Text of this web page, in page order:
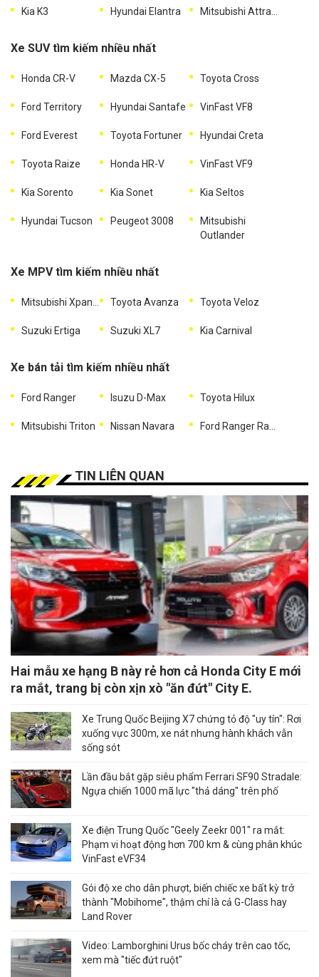
Kia K3 Hyundai Elantra Mitsubishi Attrage
Xe SUV tìm kiếm nhiều nhất
Honda CR-V Mazda CX-5 Toyota Cross
Ford Territory Hyundai Santafe VinFast VF8
Ford Everest Toyota Fortuner Hyundai Creta
Toyota Raize Honda HR-V VinFast VF9
Kia Sorento Kia Sonet Kia Seltos
Hyundai Tucson Peugeot 3008
Mitsubishi
Outlander
Xe MPV tìm kiếm nhiều nhất
Mitsubishi Xpander Toyota Avanza Toyota Veloz
Suzuki Ertiga Suzuki XL7 Kia Carnival
Xe bán tải tìm kiếm nhiều nhất
Ford Ranger Isuzu D-Max Toyota Hilux
Mitsubishi Triton Nissan Navara Ford Ranger Raptor
TIN LIÊN QUAN
Hai mẫu xe hạng B này rẻ hơn cả Honda City E mới
ra mắt, trang bị còn xịn xò "ăn đứt" City E.
Xe Trung Quốc Beijing X7 chứng tỏ độ "uy tín": Rơi
xuống vực 300m, xe nát nhưng hành khách vẫn
sống sót
Lần đầu bắt gặp siêu phẩm Ferrari SF90 Stradale:
Ngựa chiến 1000 mã lực "thả dáng" trên phố
Xe điện Trung Quốc "Geely Zeekr 001" ra mắt:
Phạm vi hoạt động hơn 700 km & cùng phân khúc
VinFast eVF34
Gói độ xe cho dân phượt, biến chiếc xe bất kỳ trở
thành "Mobihome", thậm chí là cả G-Class hay
Land Rover
Video: Lamborghini Urus bốc cháy trên cao tốc,
xem mà "tiếc đứt ruột"